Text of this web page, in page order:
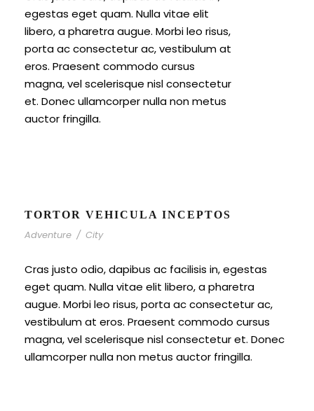
egestas eget quam. Nulla vitae elit
libero, a pharetra augue. Morbi leo risus,
porta ac consectetur ac, vestibulum at
eros. Praesent commodo cursus
magna, vel scelerisque nisl consectetur
et. Donec ullamcorper nulla non metus
auctor fringilla.
TORTOR VEHICULA INCEPTOS
Adventure / City
Cras justo odio, dapibus ac facilisis in, egestas
eget quam. Nulla vitae elit libero, a pharetra
augue. Morbi leo risus, porta ac consectetur ac,
vestibulum at eros. Praesent commodo cursus
magna, vel scelerisque nisl consectetur et. Donec
ullamcorper nulla non metus auctor fringilla.